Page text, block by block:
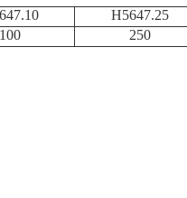
H5647.25
100 250